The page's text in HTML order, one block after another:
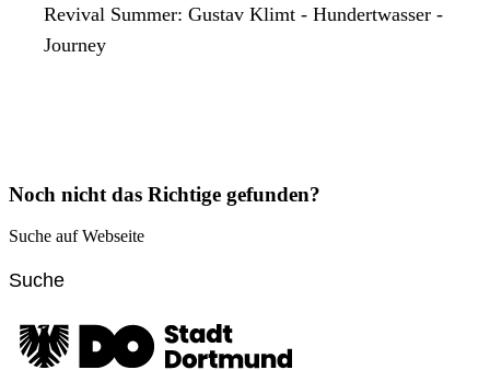
Revival Summer: Gustav Klimt - Hundertwasser -
Journey
Noch nicht das Richtige gefunden?
Suche auf Webseite